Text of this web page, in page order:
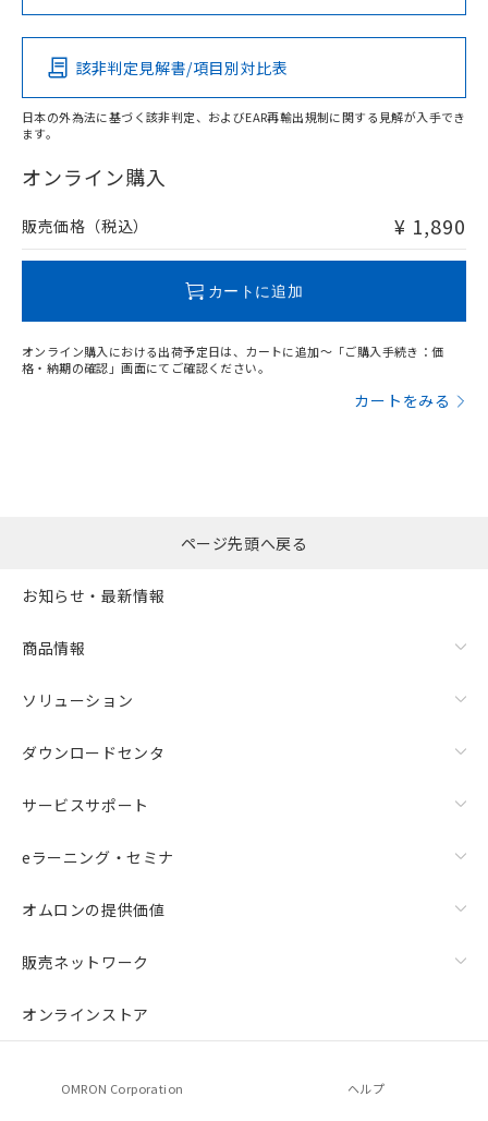
Pb Hg Cd Cr(VI)
O
在庫等で未対応品が混在する可能性があります。
問い合わせください。
該非判定見解書/項目別対比表
日本の外為法に基づく該非判定、およびEAR再輸出規制に関する見解が入手でき
ます。
オンライン購入
販売価格（税込） ¥ 1,890
カートに追加
オンライン購入における出荷予定日は、カートに追加～「ご購入手続き：価
格・納期の確認」画面にてご確認ください。
カートをみる
ページ先頭へ戻る
お知らせ・最新情報
商品情報
ソリューション
ダウンロードセンタ
サービスサポート
eラーニング・セミナ
オムロンの提供価値
販売ネットワーク
オンラインストア
OMRON Corporation ヘルプ